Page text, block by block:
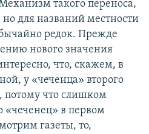
такого переноса,
для названий местности
редок. Прежде
нового значения
что, скажем, в
у «чеченца» второго
потому что слишком
«чеченец» в первом
газеты, то,